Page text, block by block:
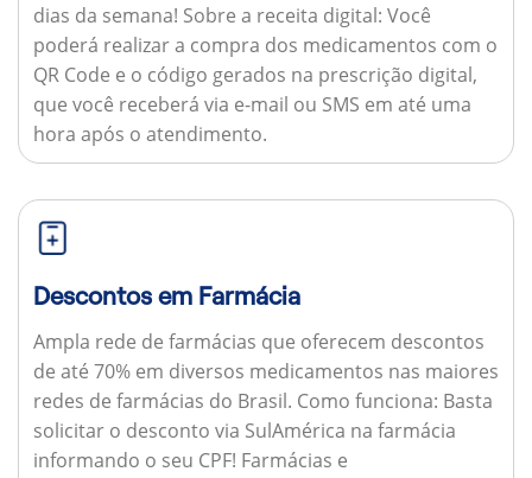
dias da semana! Sobre a receita digital: Você
poderá realizar a compra dos medicamentos com o
QR Code e o código gerados na prescrição digital,
que você receberá via e-mail ou SMS em até uma
hora após o atendimento.
Descontos em Farmácia
Ampla rede de farmácias que oferecem descontos
de até 70% em diversos medicamentos nas maiores
redes de farmácias do Brasil. Como funciona: Basta
solicitar o desconto via SulAmérica na farmácia
informando o seu CPF! Farmácias e